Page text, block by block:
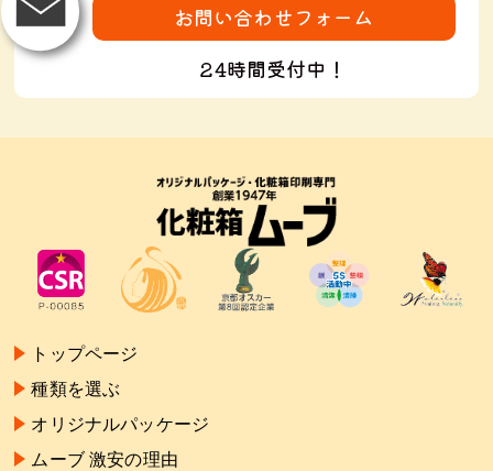
お問い合わせフォーム
24時間受付中！
トップページ
種類を選ぶ
オリジナルパッケージ
ムーブ 激安の理由